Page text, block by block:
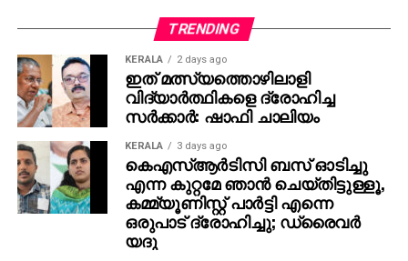
വൈറലായതോടെ ആരാധകരും ആവേശത്തിലാണ്.
‘ജയിലര്‍ 2’ സിനിമയിലും ലാലേട്ടന്റെ കോസ്റ്റ്യൂം
‘കത്തണം’ എന്നാണ് ആരാധകര്‍ ആവശ്യപ്പെടുന്നത്.
മാത്യുവിന്റെ രണ്ടാമത്തെ വരവിനായി കാത്തിരിക്കുന്നു
എന്നും ആരാധകര്‍ കുറക്കുന്നു.
TRENDING
KERALA 2 days ago
ഇത് മത്സ്യത്തൊഴിലാളി
വിദ്യാര്‍ത്ഥികളെ ദ്രോഹിച്ച
സര്‍ക്കാര്‍: ഷാഫി ചാലിയം
KERALA 3 days ago
കെഎസ്ആര്‍ടിസി ബസ് ഓടിച്ചു
എന്ന കുറ്റമേ ഞാന്‍ ചെയ്തിട്ടുള്ളൂ,
കമ്മ്യൂണിസ്റ്റ് പാര്‍ട്ടി എന്നെ
ഒരുപാട് ദ്രോഹിച്ചു; ഡ്രൈവര്‍
യദു